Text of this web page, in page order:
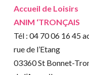
Accueil de Loisirs
ANIM ‘TRONÇAIS
Tél : 04 70 06 16 45
rue de l’Etang
03360 St Bonnet-